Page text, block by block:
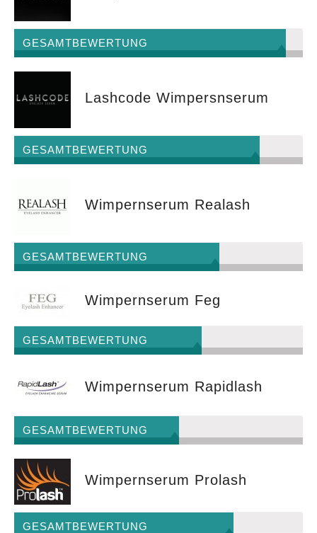
GESAMTBEWERTUNG
Lashcode Wimpersnserum
GESAMTBEWERTUNG
Wimpernserum Realash
GESAMTBEWERTUNG
Wimpernserum Feg
GESAMTBEWERTUNG
Wimpernserum Rapidlash
GESAMTBEWERTUNG
Wimpernserum Prolash
GESAMTBEWERTUNG